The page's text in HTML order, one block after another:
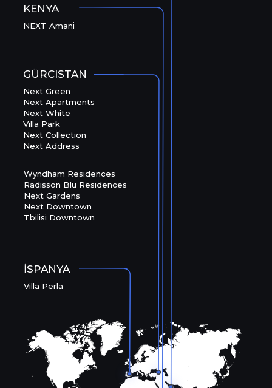
Next Green
Next Apartments
Next White
Villa Park
Next Collection
Next Address
Villa Perla
NEXT Amani
Wyndham Residences
Radisson Blu Residences
Next Gardens
Next Downtown
Tbilisi Downtown
GÜRCISTAN
İSPANYA
KENYA